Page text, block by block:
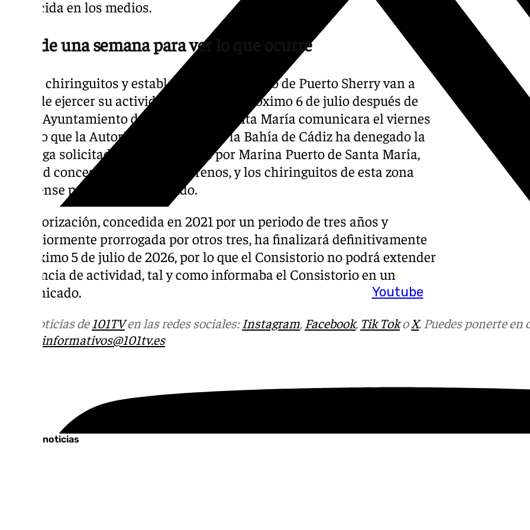
Youtube
aparecida en los medios.
Más de una semana para ver lo que ocurre
Varios chiringuitos y establecimientos de ocio de Puerto Sherry van a
dejar de ejercer su actividad a partir del próximo 6 de julio después de
que el Ayuntamiento de El Puerto de Santa María comunicara el viernes
pasado que la Autoridad Portuaria de la Bahía de Cádiz ha denegado la
prórroga solicitada conjuntamente por Marina Puerto de Santa María,
entidad concesionaria de los terrenos, y los chiringuitos de esta zona
portuense para seguir operando.
La autorización, concedida en 2021 por un periodo de tres años y
posteriormente prorrogada por otros tres, ha finalizará definitivamente
el próximo 5 de julio de 2026, por lo que el Consistorio no podrá extender
la licencia de actividad, tal y como informaba el Consistorio en un
comunicado.
Más noticias de101TVen las redes sociales:Instagram, Facebook, Tik TokoX. Puedes ponerte
informativos@101tv.es
Últimas noticias